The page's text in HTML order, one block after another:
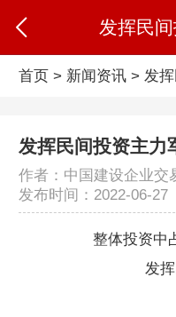
首页> 新闻资讯> 发
发挥民间投资主力
作者：中国建设企业交
发布时间：2022-06-
整体投资中
发挥